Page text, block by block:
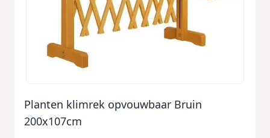
Planten klimrek opvouwbaar Bruin
200x107cm